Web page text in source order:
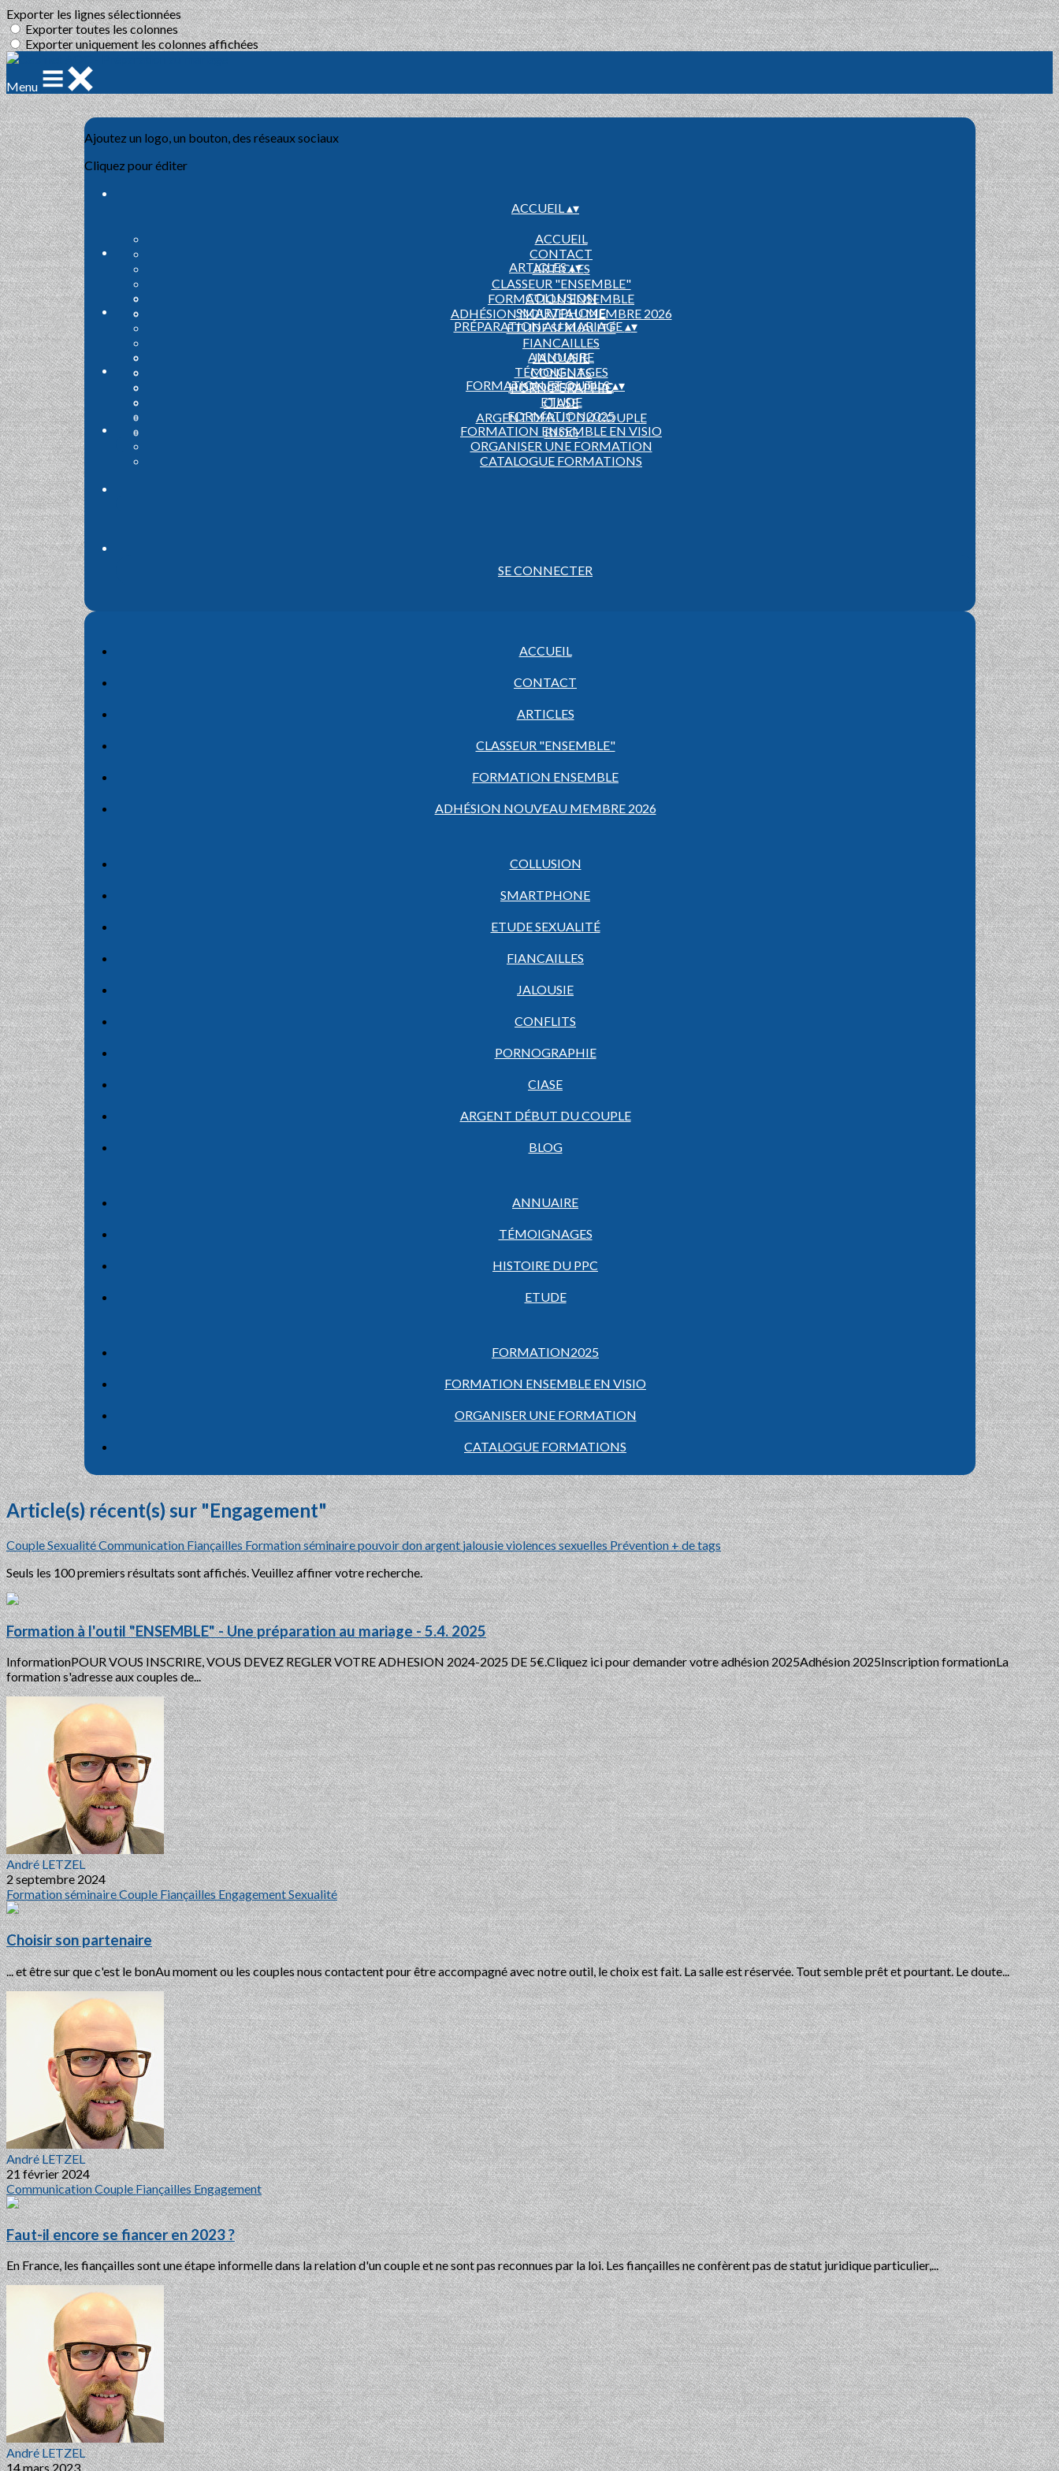
Exporter les lignes sélectionnées
Exporter toutes les colonnes
Exporter uniquement les colonnes affichées
Menu
Ajoutez un logo, un bouton, des réseaux sociaux
Cliquez pour éditer
ACCUEIL▴▾
ACCUEIL
CONTACT
ARTICLES
CLASSEUR "ENSEMBLE"
FORMATION ENSEMBLE
ADHÉSION NOUVEAU MEMBRE 2026
ARTICLES▴▾
COLLUSION
SMARTPHONE
ETUDE SEXUALITÉ
FIANCAILLES
JALOUSIE
CONFLITS
PORNOGRAPHIE
CIASE
ARGENT DÉBUT DU COUPLE
BLOG
PRÉPARATION AU MARIAGE▴▾
ANNUAIRE
TÉMOIGNAGES
HISTOIRE DU PPC
ETUDE
FORMATION ET OUTILS▴▾
FORMATION2025
FORMATION ENSEMBLE EN VISIO
ORGANISER UNE FORMATION
CATALOGUE FORMATIONS
SE CONNECTER
ACCUEIL
CONTACT
ARTICLES
CLASSEUR "ENSEMBLE"
FORMATION ENSEMBLE
ADHÉSION NOUVEAU MEMBRE 2026
COLLUSION
SMARTPHONE
ETUDE SEXUALITÉ
FIANCAILLES
JALOUSIE
CONFLITS
PORNOGRAPHIE
CIASE
ARGENT DÉBUT DU COUPLE
BLOG
ANNUAIRE
TÉMOIGNAGES
HISTOIRE DU PPC
ETUDE
FORMATION2025
FORMATION ENSEMBLE EN VISIO
ORGANISER UNE FORMATION
CATALOGUE FORMATIONS
Article(s) récent(s) sur "Engagement"
CoupleSexualitéCommunicationFiançaillesFormationséminairepouvoirdonargentjalousieviolences sexuellesPrévention+ de tags
Seuls les 100 premiers résultats sont affichés. Veuillez affiner votre recherche.
Formation à l'outil "ENSEMBLE" - Une préparation au mariage - 5.4. 2025
InformationPOUR VOUS INSCRIRE, VOUS DEVEZ REGLER VOTRE ADHESION 2024-2025 DE 5€.Cliquez ici pour demander votre adhésion 2025Adhésion 2025Inscription formationLa
formation s'adresse aux couples de...
André LETZEL
2 septembre 2024
FormationséminaireCoupleFiançaillesEngagementSexualité
Choisir son partenaire
... et être sur que c'est le bonAu moment ou les couples nous contactent pour être accompagné avec notre outil, le choix est fait. La salle est réservée. Tout semble prêt et pourtant. Le doute...
André LETZEL
21 février 2024
CommunicationCoupleFiançaillesEngagement
Faut-il encore se fiancer en 2023 ?
En France, les fiançailles sont une étape informelle dans la relation d'un couple et ne sont pas reconnues par la loi. Les fiançailles ne confèrent pas de statut juridique particulier,...
André LETZEL
14 mars 2023